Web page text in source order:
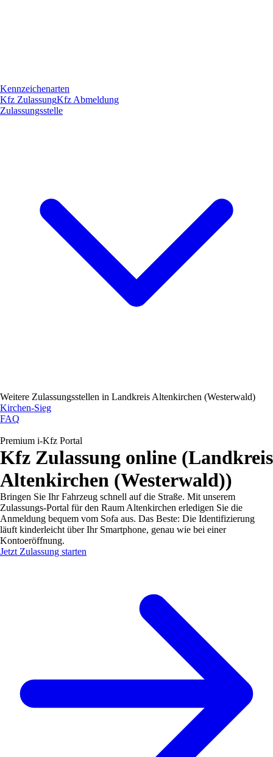
Kennzeichenarten
Kfz ZulassungKfz Abmeldung
Zulassungsstelle
Weitere Zulassungsstellen in Landkreis Altenkirchen (Westerwald)
Kirchen-Sieg
FAQ
Premium i-Kfz Portal
Kfz Zulassung online (Landkreis
Altenkirchen (Westerwald))
Bringen Sie Ihr Fahrzeug schnell auf die Straße. Mit unserem
Zulassungs-Portal für den Raum Altenkirchen erledigen Sie die
Anmeldung bequem vom Sofa aus. Das Beste: Die Identifizierung
läuft kinderleicht über Ihr Smartphone, genau wie bei einer
Kontoeröffnung.
Jetzt Zulassung starten